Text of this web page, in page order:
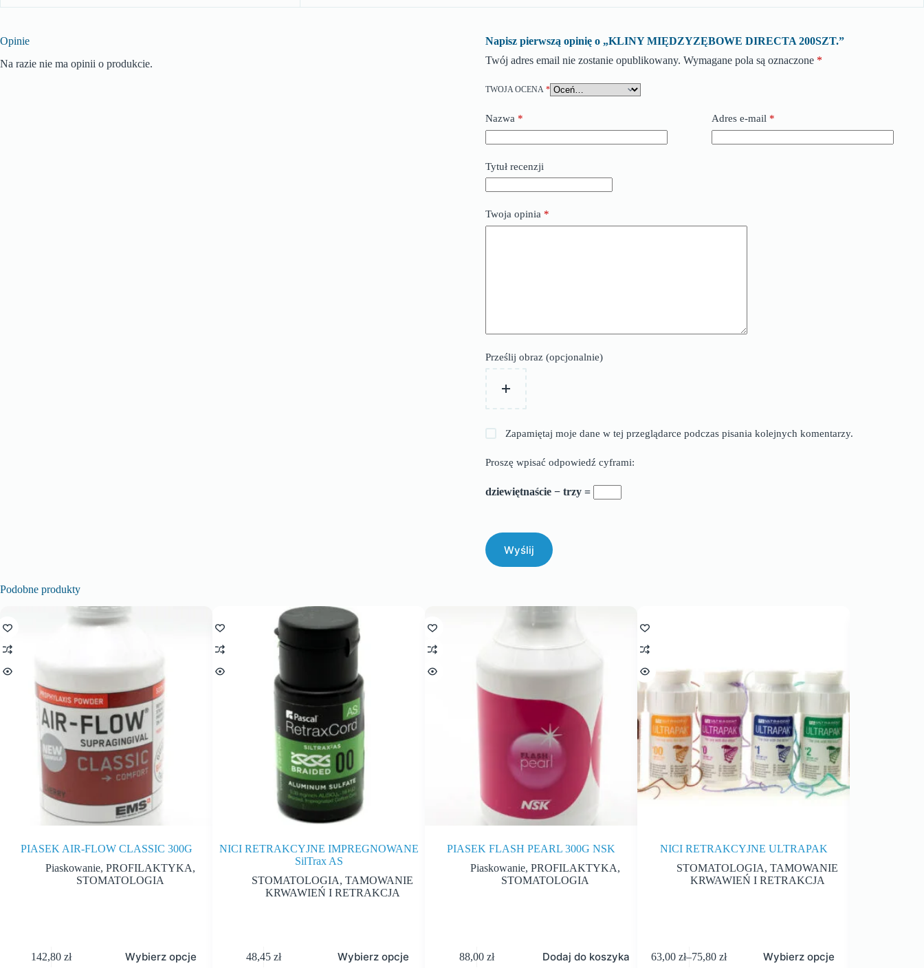
Opinie
Na razie nie ma opinii o produkcie.
Napisz pierwszą opinię o „KLINY MIĘDZYZĘBOWE DIRECTA 200SZT.”
Twój adres email nie zostanie opublikowany. Wymagane pola są oznaczone *
TWOJA OCENA *
Nazwa * Adres e-mail *
Tytuł recenzji
Twoja opinia *
Prześlij obraz (opcjonalnie)
Zapamiętaj moje dane w tej przeglądarce podczas pisania kolejnych komentarzy.
Proszę wpisać odpowiedź cyframi:
dziewiętnaście − trzy =
Wyślij
Podobne produkty
PIASEK AIR-FLOW CLASSIC 300G
Piaskowanie, PROFILAKTYKA,
STOMATOLOGIA
142,80zł Wybierz opcje
NICI RETRAKCYJNE IMPREGNOWANE
SilTrax AS
STOMATOLOGIA,TAMOWANIE
KRWAWIEŃ I RETRAKCJA
48,45zł Wybierz opcje
PIASEK FLASH PEARL 300G NSK
Piaskowanie, PROFILAKTYKA,
STOMATOLOGIA
88,00 zł Dodaj do koszyka
NICI RETRAKCYJNE ULTRAPAK
STOMATOLOGIA,TAMOWANIE
KRWAWIEŃ I RETRAKCJA
63,00zł–75,80zł Wybierz opcje